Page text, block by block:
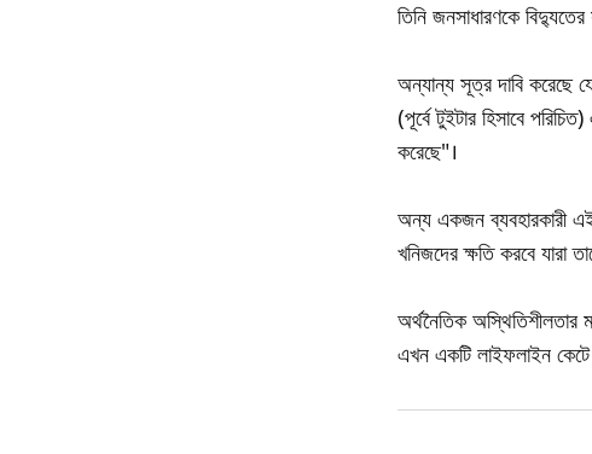
তিনি জনসাধারণকে
অন্যান্য সূত্র দাবি করেছে
(পূর্বে টুইটার হিসাবে
করেছে"।
অন্য একজন ব্যবহারকারী এই
খনিজদের ক্ষতি করবে যারা
অর্থনৈতিক অস্থিতিশীলতার
এখন একটি লাইফলাইন কেটে